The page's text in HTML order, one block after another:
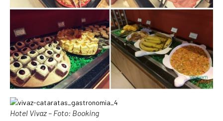
Hotel Vivaz – Foto: Booking